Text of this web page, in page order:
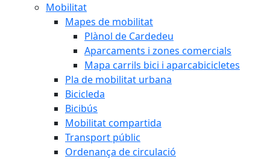
Mobilitat
Mapes de mobilitat
Plànol de Cardedeu
Aparcaments i zones comercials
Mapa carrils bici i aparcabicicletes
Pla de mobilitat urbana
Bicicleda
Bicibús
Mobilitat compartida
Transport públic
Ordenança de circulació